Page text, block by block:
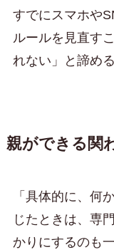
すでにスマホや
ルールを見直す
れない」と諦め
親ができる関
「具体的に、何
じたときは、専
かりにするのも